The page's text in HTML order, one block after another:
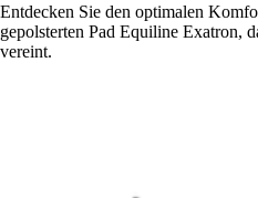
Entdecken Sie den optimalen
gepolsterten Pad Equiline Exatron,
vereint.